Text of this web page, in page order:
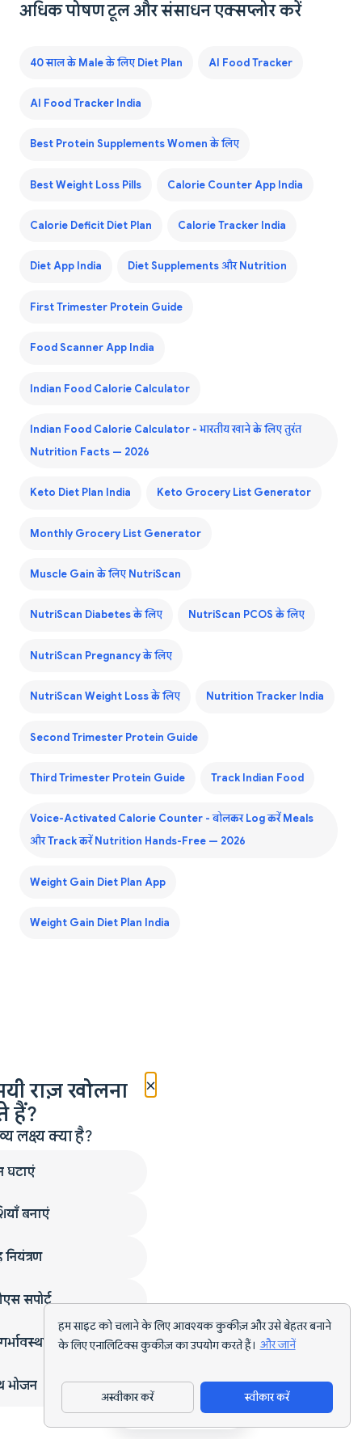
हम साइट को चलाने के लिए आवश्यक कुकीज़ और उसे बेहतर बनाने
के लिए एनालिटिक्स कुकीज़ का उपयोग करते हैं। और जानें
अस्वीकार करें स्वीकार करें
अधिक पोषण टूल और संसाधन एक्सप्लोर करें
40 साल के Male के लिए Diet Plan AI Food Tracker
AI Food Tracker India
Best Protein Supplements Women के लिए
Best Weight Loss Pills Calorie Counter App India
Calorie Deficit Diet Plan Calorie Tracker India
Diet App India Diet Supplements और Nutrition
First Trimester Protein Guide
Food Scanner App India
Indian Food Calorie Calculator
Indian Food Calorie Calculator - भारतीय खाने के लिए तुरंत
Nutrition Facts — 2026
Keto Diet Plan India Keto Grocery List Generator
Monthly Grocery List Generator
Muscle Gain के लिए NutriScan
NutriScan Diabetes के लिए NutriScan PCOS के लिए
NutriScan Pregnancy के लिए
NutriScan Weight Loss के लिए Nutrition Tracker India
Second Trimester Protein Guide
Third Trimester Protein Guide Track Indian Food
Voice-Activated Calorie Counter - बोलकर Log करें Meals
और Track करें Nutrition Hands-Free — 2026
Weight Gain Diet Plan App
Weight Gain Diet Plan India
ऐप डाउनलोड करें
×
राज़ खोलना
हैं?
लक्ष्य क्या है?
घटाएं
बनाएं
सपोर्ट
भोजन